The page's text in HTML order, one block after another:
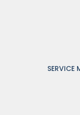
SERVICE